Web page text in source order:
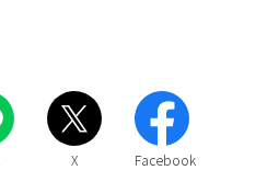
X Facebook